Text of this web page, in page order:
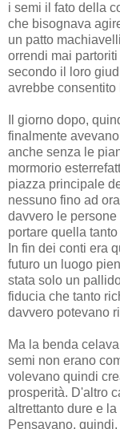
i semi il fato della
che bisognava
un patto
orrendi mai
secondo il loro
avrebbe
Il giorno dopo,
finalmente
anche senza le
mormorio
piazza principale
nessuno fino ad
davvero le
portare quella
In fin dei conti era
futuro un luogo
stata solo un
fiducia che tanto
davvero potevano
Ma la benda
semi non erano
volevano quindi
prosperità. D'altro
altrettanto dure e
Pensavano,